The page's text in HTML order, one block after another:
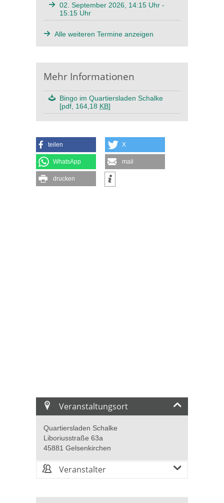
02. September 2026, 14:15 Uhr -
15:15 Uhr
Alle weiteren Termine anzeigen
Mehr Informationen
Bingo im Quartiersladen Schalke
[pdf, 164,18 KB]
teilen X
WhatsApp mail
drucken
Veranstaltungsort
Quartiersladen Schalke
Liboriusstraße 63a
45881 Gelsenkirchen
Veranstalter